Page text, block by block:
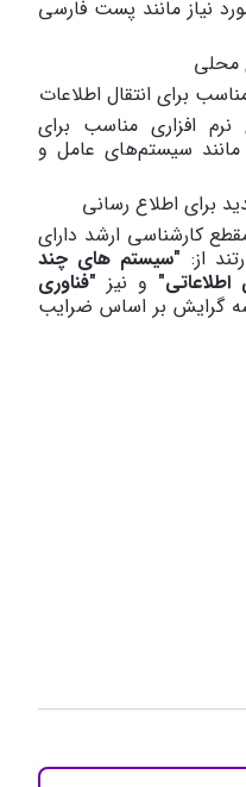
نیاز مانند پست فارسی
افزاری مناسب برای
مانند سیستم‌های عامل و
کارشناسی ارشد دارای
"سیستم های چند
و نیز "فناوری
گرایش بر اساس ضرایب